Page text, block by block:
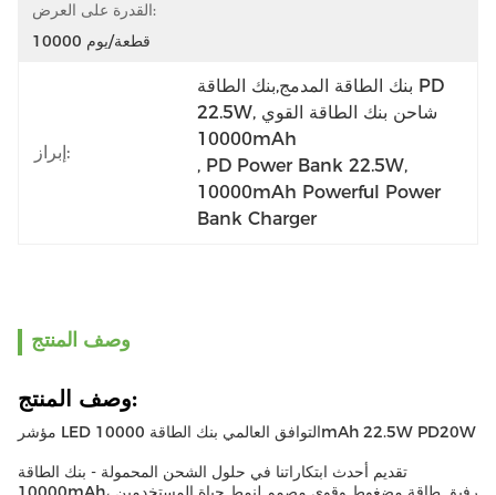
القدرة على العرض:
10000 قطعة/يوم
إبراز:
بنك الطاقة المدمج,بنك الطاقة PD
22.5W,شاحن بنك الطاقة القوي
10000mAh
, PD Power Bank 22.5W,
10000mAh Powerful Power
Bank Charger
وصف المنتج
وصف المنتج:
مؤشر LED التوافق العالمي بنك الطاقة 10000mAh 22.5W PD20W
تقديم أحدث ابتكاراتنا في حلول الشحن المحمولة - بنك الطاقة